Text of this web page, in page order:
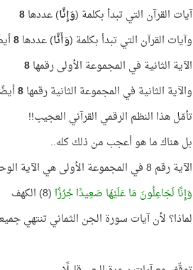
آيات القرآن التي تبدأ بكلمة (وَإِنَّا) عددها8
وآيات القرآن التي تبدأ بكلمة (وَأَنَّا) عددها8
الآية الثانية في المجموعة الأولى رقمها8
والآية الثانية في المجموعة الثانية رقمها8
تأمّل هذا النظم الرقمي القرآني العجيب!!
بل هناك ما هو أعجب من ذلك كله..
الآية رقم 8 في المجموعة الأولى هي الآية الوحيدة التي تنتهي بحرف الألف بين آيات المجموعة!
وَإِنَّا لَجَاعِلُونَ مَا عَلَيْهَا صَعِيدًا جُرُزًا (8) الكهف
لماذا؟ لأن آيات سورة الجن الثماني تنتهي